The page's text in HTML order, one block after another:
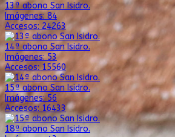
13ª abono San Isidro.
Imágenes: 84
Accesos: 24263
14ª abono San Isidro.
Imágenes: 53
Accesos: 15560
15ª abono San Isidro.
Imágenes: 56
Accesos: 16433
18ª abono San Isidro.